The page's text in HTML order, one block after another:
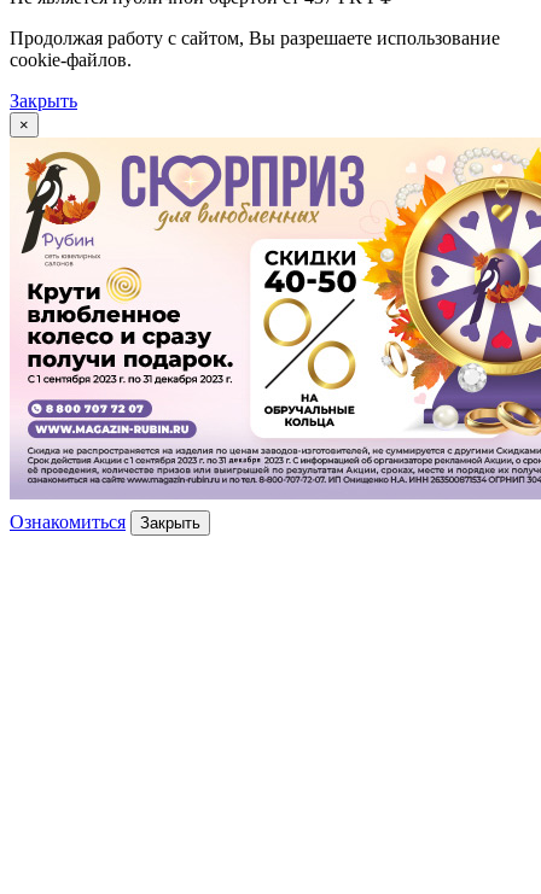
Продолжая работу с сайтом, Вы разрешаете использование
cookie-файлов.
Закрыть
×
Ознакомиться Закрыть